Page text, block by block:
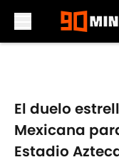
El duelo
Mexicana
Estadio